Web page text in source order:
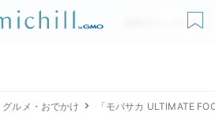
無料ダウンロード
グルメ・おでかけ 「モバサカ ULTIMATE